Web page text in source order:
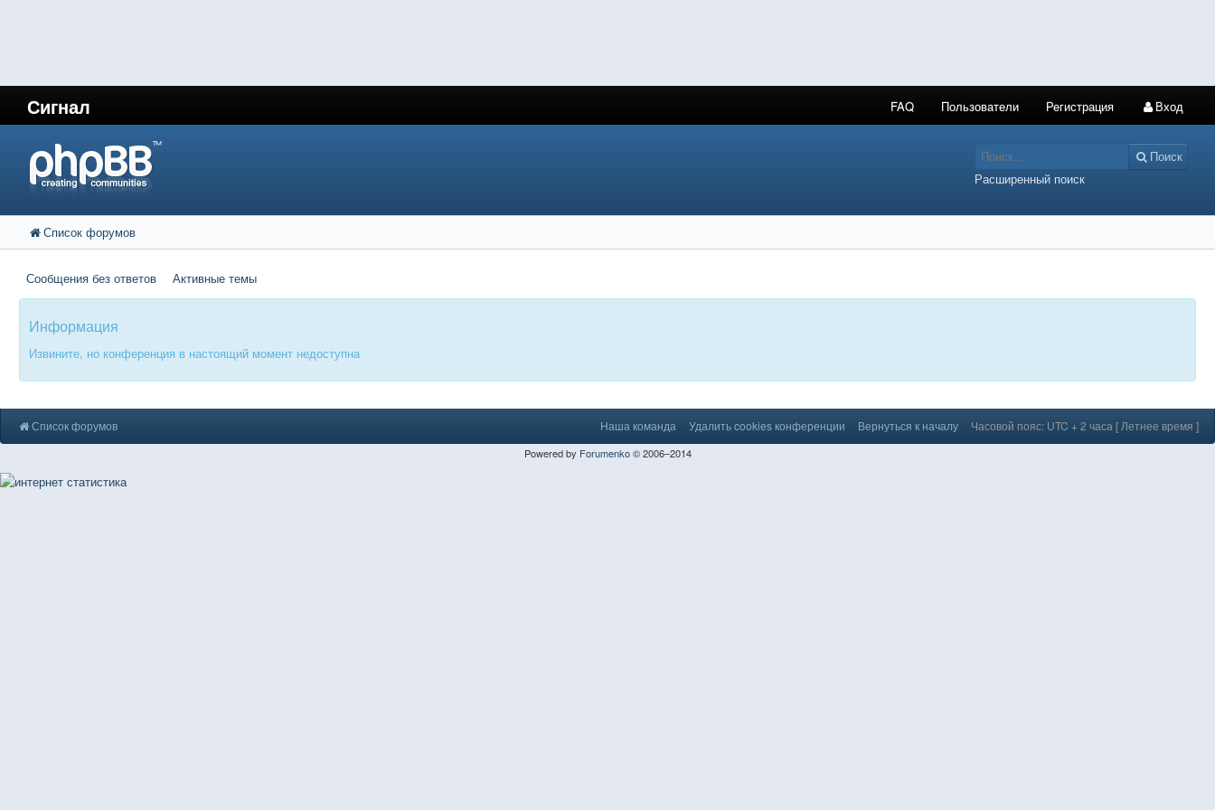
Сигнал FAQ Пользователи Регистрация Вход
Поиск
Расширенный поиск
Список форумов
Сообщения без ответов Активные темы
Информация
Извините, но конференция в настоящий момент недоступна
Список форумов Наша команда Удалить cookies конференции Вернуться к началу Часовой пояс: UTC + 2 часа [ Летнее время ]
Powered by Forumenko© 2006–2014